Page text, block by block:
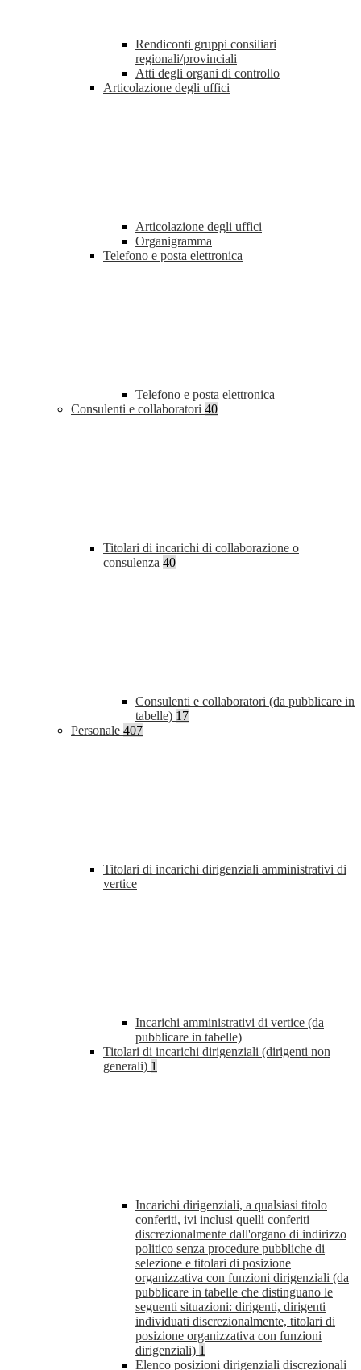
Rendiconti gruppi consiliari
regionali/provinciali
Atti degli organi di controllo
Articolazione degli uffici
Articolazione degli uffici
Organigramma
Telefono e posta elettronica
Telefono e posta elettronica
Consulenti e collaboratori 40
Titolari di incarichi di collaborazione o
consulenza 40
Consulenti e collaboratori (da pubblicare in
tabelle) 17
Personale 407
Titolari di incarichi dirigenziali amministrativi di
vertice
Incarichi amministrativi di vertice (da
pubblicare in tabelle)
Titolari di incarichi dirigenziali (dirigenti non
generali) 1
Incarichi dirigenziali, a qualsiasi titolo
conferiti, ivi inclusi quelli conferiti
discrezionalmente dall'organo di indirizzo
politico senza procedure pubbliche di
selezione e titolari di posizione
organizzativa con funzioni dirigenziali (da
pubblicare in tabelle che distinguano le
seguenti situazioni: dirigenti, dirigenti
individuati discrezionalmente, titolari di
posizione organizzativa con funzioni
dirigenziali) 1
Elenco posizioni dirigenziali discrezionali